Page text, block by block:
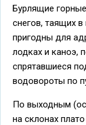
Бурлящие
снегов, таящих
пригодны для
лодках и каноэ,
спрятавшиеся
водовороты по
По выходным
на склонах